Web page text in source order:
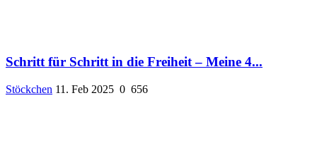
Schritt für Schritt in die Freiheit – Meine 4...
Stöckchen 11. Feb 2025 0 656